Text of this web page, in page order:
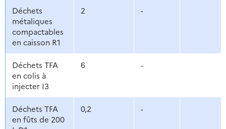
Déchets
métaliques
compactables
en caisson R1
2 -
Déchets TFA
en colis à
injecter I3
6 -
Déchets TFA
en fûts de 200
0,2 -